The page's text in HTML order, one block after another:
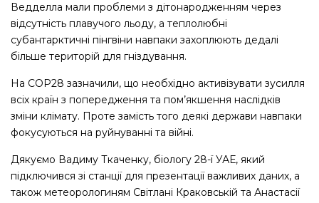
Ведделла мали проблеми з дітонародженням через
відсутність плавучого льоду, а теплолюбні
субантарктичні пінгвіни навпаки захоплюють дедалі
більше територій для гніздування.
На COP28 зазначили, що необхідно активізувати зусилля
всіх країн з попередження та пом’якшення наслідків
зміни клімату. Проте замість того деякі держави навпаки
фокусуються на руйнуванні та війні.
Дякуємо Вадиму Ткаченку, біологу 28-ї УАЕ, який
підключився зі станції для презентації важливих даних, а
також метеорологиням Світлані Краковській та Анастасії